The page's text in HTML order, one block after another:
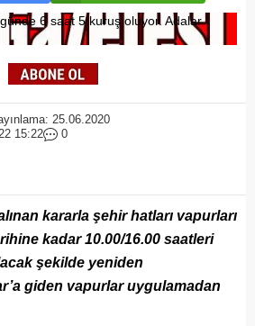
25.06.2020
15:22
0
kararla şehir hatları vapurları
kadar 10.00/16.00 saatleri
şekilde yeniden
giden vapurlar uygulamadan